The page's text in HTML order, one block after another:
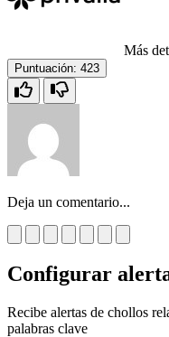
Más
Puntuación: 423
Deja un comentario...
Configurar
Recibe alertas de chollos
palabras clave